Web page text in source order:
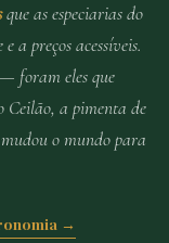
que as especiarias do
a preços acessíveis.
foram eles que
Ceilão, a pimenta de
o mundo para
→